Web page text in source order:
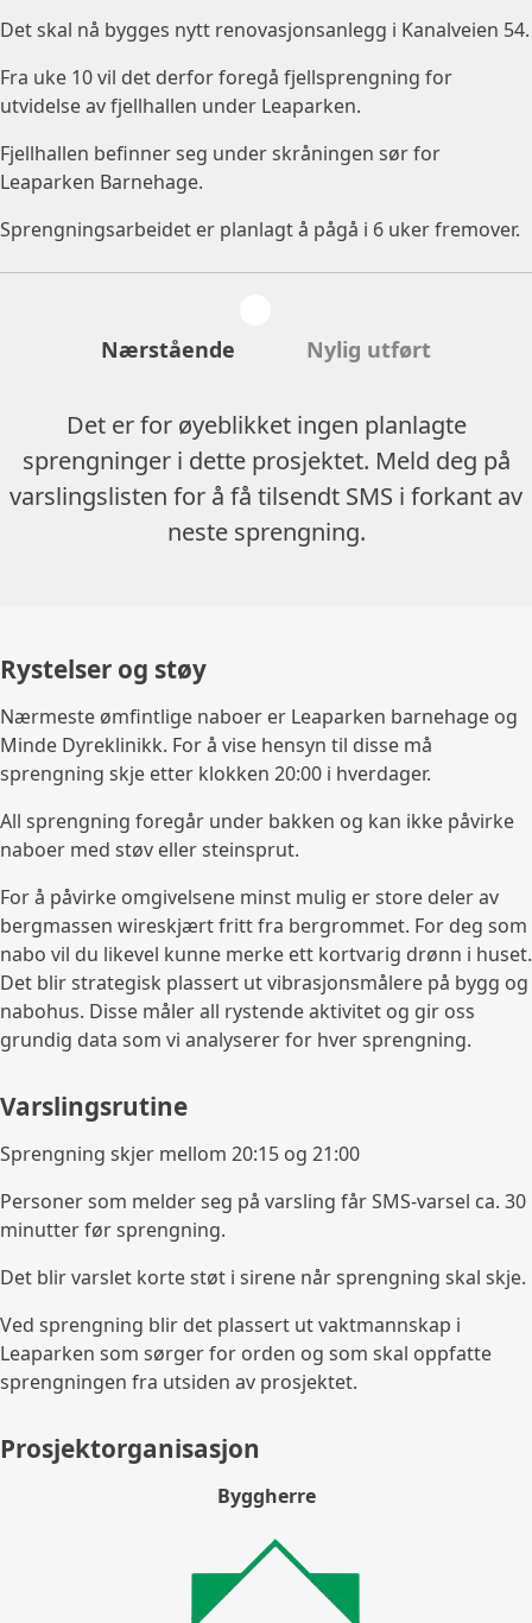
Det skal nå bygges nytt renovasjonsanlegg i Kanalveien 54.
Fra uke 10 vil det derfor foregå fjellsprengning for
utvidelse av fjellhallen under Leaparken.
Fjellhallen befinner seg under skråningen sør for
Leaparken Barnehage.
Sprengningsarbeidet er planlagt å pågå i 6 uker fremover.
Nærstående Nylig utført
Det er for øyeblikket ingen planlagte
sprengninger i dette prosjektet. Meld deg på
varslingslisten for å få tilsendt SMS i forkant av
neste sprengning.
Rystelser og støy
Nærmeste ømfintlige naboer er Leaparken barnehage og
Minde Dyreklinikk. For å vise hensyn til disse må
sprengning skje etter klokken 20:00 i hverdager.
All sprengning foregår under bakken og kan ikke påvirke
naboer med støv eller steinsprut.
For å påvirke omgivelsene minst mulig er store deler av
bergmassen wireskjært fritt fra bergrommet. For deg som
nabo vil du likevel kunne merke ett kortvarig drønn i huset.
Det blir strategisk plassert ut vibrasjonsmålere på bygg og
nabohus. Disse måler all rystende aktivitet og gir oss
grundig data som vi analyserer for hver sprengning.
Varslingsrutine
Sprengning skjer mellom 20:15 og 21:00
Personer som melder seg på varsling får SMS-varsel ca. 30
minutter før sprengning.
Det blir varslet korte støt i sirene når sprengning skal skje.
Ved sprengning blir det plassert ut vaktmannskap i
Leaparken som sørger for orden og som skal oppfatte
sprengningen fra utsiden av prosjektet.
Prosjektorganisasjon
Byggherre